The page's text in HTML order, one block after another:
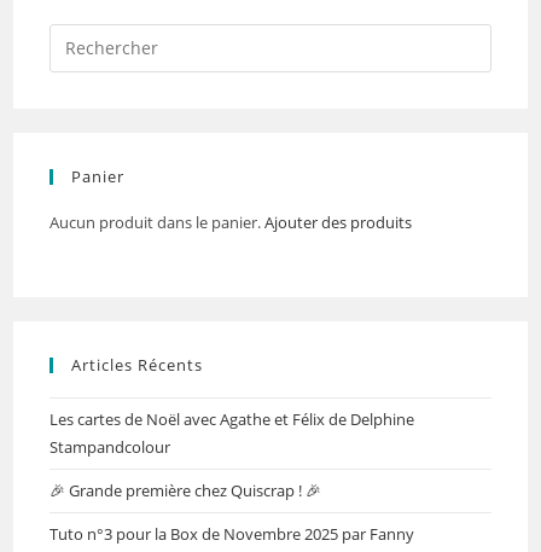
Panier
Aucun produit dans le panier.Ajouter des produits
Articles Récents
Les cartes de Noël avec Agathe et Félix de Delphine
Stampandcolour
🎉 Grande première chez Quiscrap ! 🎉
Tuto n°3 pour la Box de Novembre 2025 par Fanny